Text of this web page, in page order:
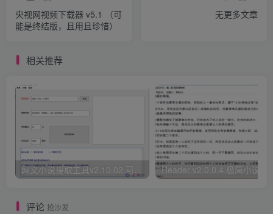
央视网视频下载器 v5.1 （可
能是终结版，且用且珍惜）
无更多文章
相关推荐
评论 抢沙发